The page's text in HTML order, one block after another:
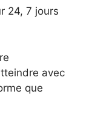
24, 7 jours
avec
que